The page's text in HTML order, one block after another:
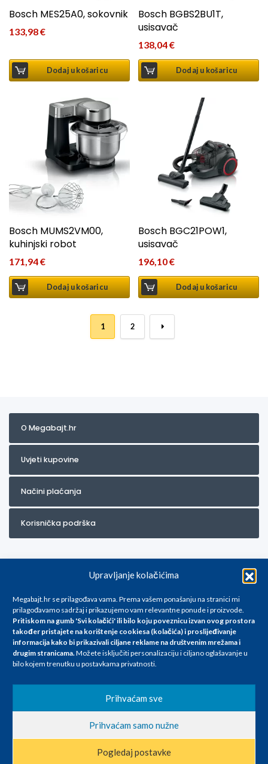
Upravljanje kolačićima
Megabajt.hr se prilagođava vama. Prema vašem ponašanju na stranici mi
prilagođavamo sadržaj i prikazujemo vam relevantne ponude i proizvode.
Pritiskom na gumb 'Svi kolačići' ili bilo koju poveznicu izvan ovog prostora
također pristajete na korištenje cookiesa (kolačića) i proslijeđivanje
informacija kako bi prikazivali ciljane reklame na društvenim mrežama i
drugim stranicama.Možete isključiti personalizaciju i ciljano oglašavanje u
bilo kojem trenutku u postavkama privatnosti.
Prihvaćam sve
Prihvaćam samo nužne
Pogledaj postavke
Bosch MES25A0, sokovnik
133,98€
Dodaj u košaricu
Bosch BGBS2BU1T,
usisavač
138,04€
Dodaj u košaricu
Bosch MUMS2VM00,
kuhinjski robot
171,94€
Dodaj u košaricu
Bosch BGC21POW1,
usisavač
196,10€
Dodaj u košaricu
1 2 →
O Megabajt.hr
Uvjeti kupovine
Načini plaćanja
Korisnička podrška
Za artikle kojih trenutno nema u ponudi obratite nam se na
info@megabajt.hr. Sve cijene su informativnog karaktera i podložne su
promjenama, a
iskazane su za avansno plaćanje(gotovina) u Eurima i uključuju PDV. Sve
se razlikovati od cijena u našim poslovnicama. Trudimo se dati što bolji
i točniji opis i sliku. Unatoč tome, ne možemo garantirati da su svi
nastale u opisu proizvoda, greške prilikom štampanja te promjene
cijena.